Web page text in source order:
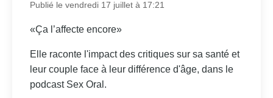
Publié le vendredi 17 juillet à 17:21
«Ça l’affecte encore»
Elle raconte l'impact des critiques sur sa santé et
leur couple face à leur différence d'âge, dans le
podcast Sex Oral.